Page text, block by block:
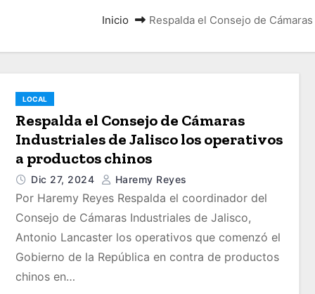
Inicio Respalda el Consejo de
LOCAL
Respalda el Consejo de Cámaras
Industriales de Jalisco los operativos
a productos chinos
Dic 27, 2024 Haremy Reyes
Por Haremy Reyes Respalda el coordinador del
Consejo de Cámaras Industriales de Jalisco,
Antonio Lancaster los operativos que comenzó el
Gobierno de la República en contra de productos
chinos en…